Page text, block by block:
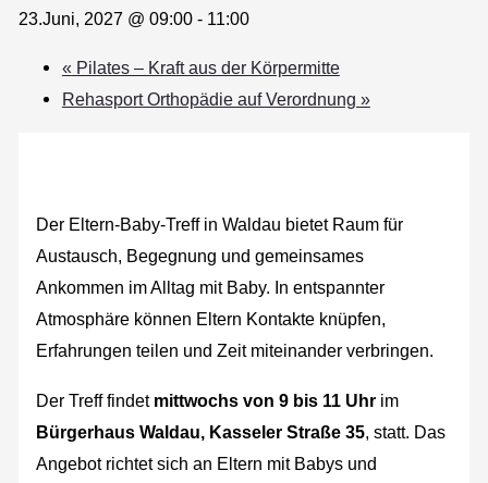
23.Juni, 2027 @ 09:00- 11:00
« Pilates – Kraft aus der Körpermitte
Rehasport Orthopädie auf Verordnung »
Der Eltern-Baby-Treff in Waldau bietet Raum für
Austausch, Begegnung und gemeinsames
Ankommen im Alltag mit Baby. In entspannter
Atmosphäre können Eltern Kontakte knüpfen,
Erfahrungen teilen und Zeit miteinander verbringen.
Der Treff findet mittwochs von 9 bis 11 Uhr im
Bürgerhaus Waldau, Kasseler Straße 35, statt. Das
Angebot richtet sich an Eltern mit Babys und